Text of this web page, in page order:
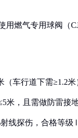
用燃气专用球阀（
车行道下需≥1.2
米，且需做防雷接
线探伤，合格等级